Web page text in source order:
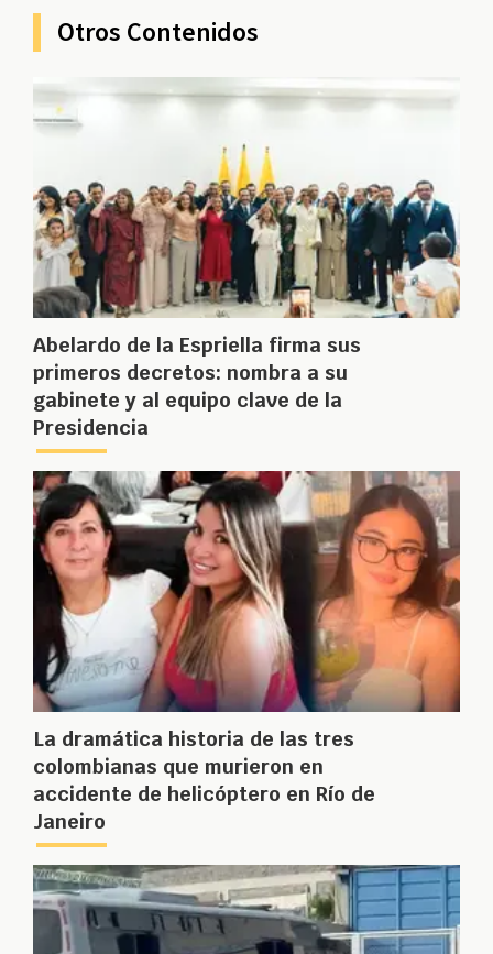
Otros Contenidos
Abelardo de la Espriella firma sus
primeros decretos: nombra a su
gabinete y al equipo clave de la
Presidencia
La dramática historia de las tres
colombianas que murieron en
accidente de helicóptero en Río de
Janeiro